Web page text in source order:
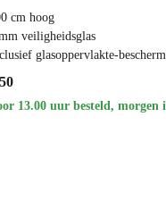
cm hoog
veiligheidsglas
glasoppervlakte-
13.00 uur besteld, morgen